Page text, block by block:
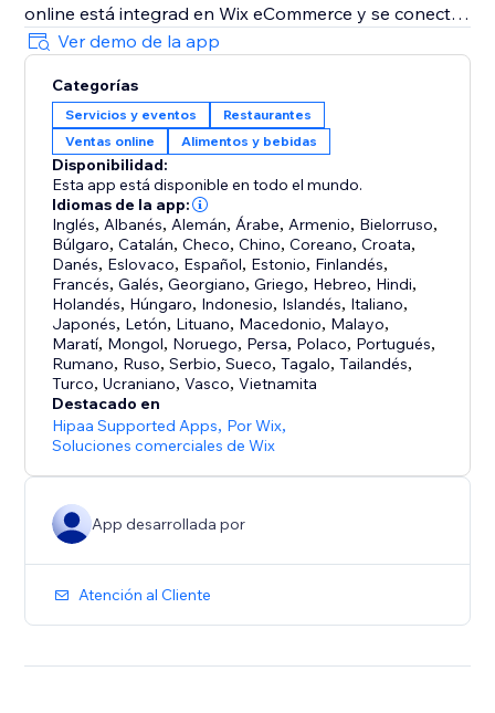
online está integrad en Wix eCommerce y se conecta
con herramientas de Wix, como CRM, descuentos,
cupones, tarjetas de regalo, campañas de marketing
automatizadas, analíticas y atención al cliente en
español, de modo que puedas hacer crecer los
pedidos recurrentes y gestionar tu restaurante desde
un solo lugar.
Ver demo de la app
Categorías
Servicios y eventos
Restaurantes
Ventas online
Alimentos y bebidas
Disponibilidad:
Esta app está disponible en todo el mundo.
Idiomas de la app:
Inglés, Albanés, Alemán, Árabe, Armenio, Bielorruso,
Búlgaro,Catalán,Checo,Chino,Coreano,Croata,
Danés, Eslovaco, Español, Estonio, Finlandés,
Francés,Galés,Georgiano,Griego, Hebreo, Hindi,
Holandés, Húngaro, Indonesio, Islandés, Italiano,
Japonés, Letón, Lituano, Macedonio, Malayo,
Maratí, Mongol, Noruego, Persa, Polaco, Portugués,
Rumano, Ruso,Serbio,Sueco,Tagalo,Tailandés,
Turco,Ucraniano,Vasco,Vietnamita
Destacado en
Hipaa Supported Apps, Por Wix,
Soluciones comerciales de Wix
App desarrollada por
Atención al Cliente